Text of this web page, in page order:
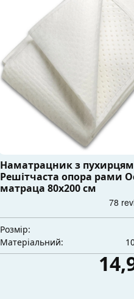
Наматрацник з
Решітчаста опора рами
матраца 80x200 см
Розмір:
Матеріальний: